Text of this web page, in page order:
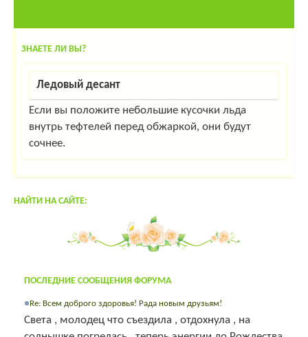
ЗНАЕТЕ ЛИ ВЫ?
Ледовый десант
Если вы положите небольшие кусочки льда
внутрь тефтелей перед обжаркой, они будут
сочнее.
НАЙТИ НА САЙТЕ:
ПОСЛЕДНИЕ СООБЩЕНИЯ ФОРУМА
Re: Всем доброго здоровья! Рада новым друзьям!
Света , молодец что съездила , отдохнула , на